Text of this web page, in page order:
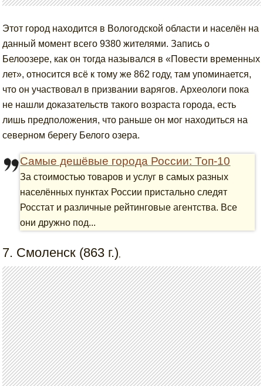
Этот город находится в Вологодской области и населён на
данный момент всего 9380 жителями. Запись о
Белоозере, как он тогда назывался в «Повести временных
лет», относится всё к тому же 862 году, там упоминается,
что он участвовал в призвании варягов. Археологи пока
не нашли доказательств такого возраста города, есть
лишь предположения, что раньше он мог находиться на
северном берегу Белого озера.
Самые дешёвые города России: Топ-10
За стоимостью товаров и услуг в самых разных
населённых пунктах России пристально следят
Росстат и различные рейтинговые агентства. Все
они дружно под...
7. Смоленск (863 г.),